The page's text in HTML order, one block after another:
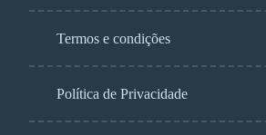
Termos e condições
Política de Privacidade